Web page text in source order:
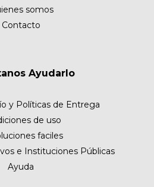
somos
Contacto
Ayudarlo
y Políticas de Entrega
de uso
faciles
e Instituciones Públicas
Ayuda